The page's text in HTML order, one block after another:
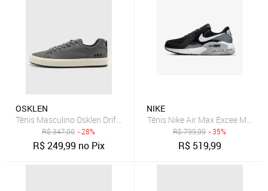
OSKLEN
Tênis Masculino Osklen Drift Cinza
R$347,00 - 28%
R$249,99 no Pix
NIKE
Tênis Nike Air Max Excee
R$799,99 - 35%
R$ 519,99